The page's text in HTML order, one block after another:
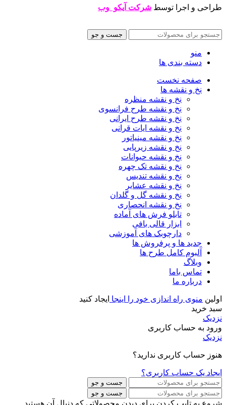
طراحی و اجرا توسط شرکت آیکو وب
جست و جو
منو
دسته بندی ها
صفحه نخست
نخ و نقشه ها
نخ و نقشه منظره
نخ و نقشه طرح فرانسوی
نخ و نقشه طرح ایرانی
نخ و نقشه ایات قرانی
نخ و نقشه مینیاتور
نخ و نقشه زیرپایی
نخ و نقشه حیوانات
نخ و نقشه تک چهره
نخ و نقشه تندیس
نخ و نقشه عشایر
نخ و نقشه گل و گلدان
نخ و نقشه انحصاری
تابلو فرش های آماده
ابزار قالی بافی
دارچوبک های آموزشی
جدید ها و پرفروش ها
آلبوم کامل طرح ها
وبلاگ
تماس باما
درباره ما
اولین منوی راه اندازی خود را اینجا ایجاد کنید
سبد خرید
نزدیک
ورود به حساب کاربری
نزدیک
هنوز حساب کاربری ندارید؟
ایجاد یک حساب کاربری؟
جست و جو
جست و جو